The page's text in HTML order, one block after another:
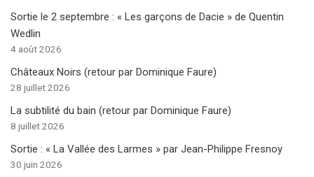
Sortie le 2 septembre : « Les garçons de Dacie » de Quentin
Wedlin
4 août 2026
Châteaux Noirs (retour par Dominique Faure)
28 juillet 2026
La subtilité du bain (retour par Dominique Faure)
8 juillet 2026
Sortie : « La Vallée des Larmes » par Jean-Philippe Fresnoy
30 juin 2026